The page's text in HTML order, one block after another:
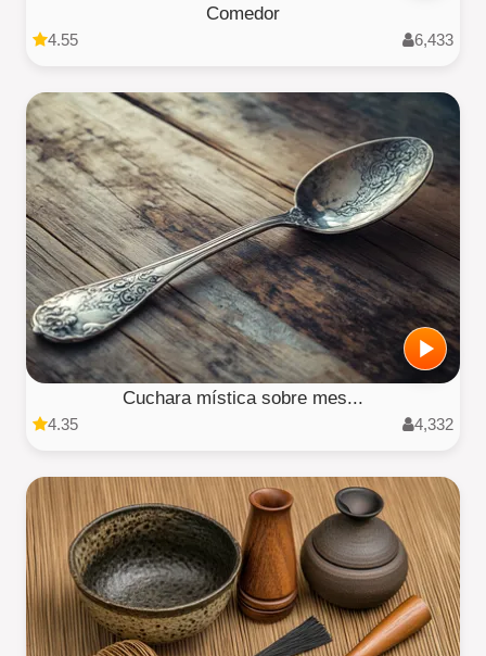
Comedor
4.55 6,433
Cuchara mística sobre mes...
4.35 4,332